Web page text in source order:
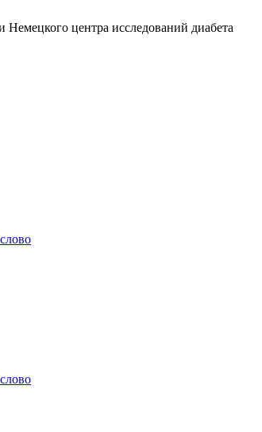
центра исследований диабета